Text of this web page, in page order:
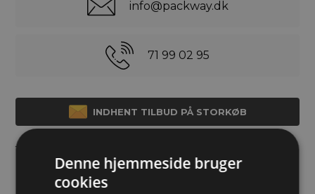
info@packway.dk
71 99 02 95
INDHENT TILBUD PÅ STORKØB
Termoboks EPP, Fødevaregodkendt, Sort
Denne hjemmeside bruger
cookies